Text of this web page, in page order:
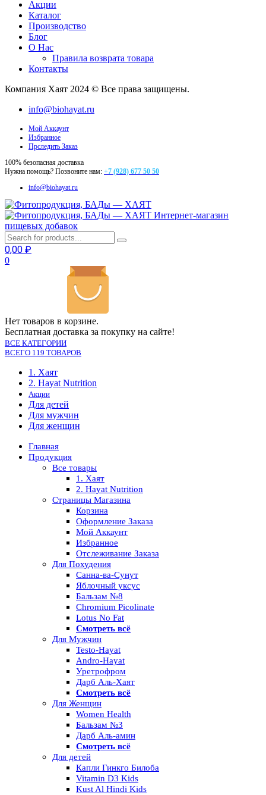
Акции
Каталог
Производство
Блог
О Нас
Правила возврата товара
Контакты
Компания Хаят 2024 © Все права защищены.
info@biohayat.ru
Мой Аккаунт
Избранное
Прследить Заказ
100% безопасная доставка
Нужна помощь? Позвоните нам: +7 (928) 677 50 50
info@biohayat.ru
Интернет-магазин
пищевых добавок
0,00 ₽
0
Нет товаров в корзине.
Бесплатная доставка за покупку на сайте!
ВСЕ КАТЕГОРИИ
ВСЕГО 119 ТОВАРОВ
1. Хаят
2. Hayat Nutrition
Акции
Для детей
Для мужчин
Для женщин
Главная
Продукция
Все товары
1. Хаят
2. Hayat Nutrition
Страницы Магазина
Корзина
Оформление Заказа
Мой Аккаунт
Избранное
Отслеживание Заказа
Для Похудения
Санна-ва-Сунут
Яблочный уксус
Бальзам №8
Chromium Picolinate
Lotus No Fat
Смотреть всё
Для Мужчин
Testo-Hayat
Andro-Hayat
Уретрофром
Дарб Аль-Хаят
Смотреть всё
Для Женщин
Women Health
Бальзам №3
Дарб Аль-амин
Смотреть всё
Для детей
Капли Гинкго Билоба
Vitamin D3 Kids
Kust Al Hindi Kids